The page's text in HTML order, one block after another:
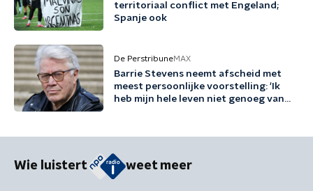
territoriaal conflict met Engeland;
Spanje ook
De PerstribuneMAX
Barrie Stevens neemt afscheid met
meest persoonlijke voorstelling: 'Ik
heb mijn hele leven niet genoeg van
Wie luistert weet meer